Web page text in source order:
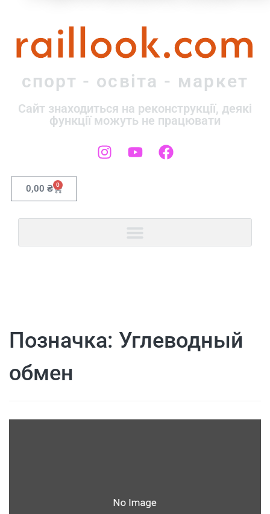
raillook.com
спорт - освіта - маркет
Сайт знаходиться на реконструкції, деякі
функції можуть не працювати
0,00 ₴ 0
Позначка: Углеводный
обмен